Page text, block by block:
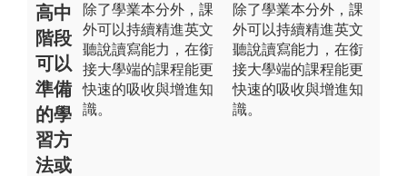
高中
階段
可以
準備
的學
習方
法或
除了學業本分外，課
外可以持續精進英文
聽說讀寫能力，在銜
接大學端的課程能更
快速的吸收與增進知
識。
除了學業本分外，課
外可以持續精進英文
聽說讀寫能力，在銜
接大學端的課程能更
快速的吸收與增進知
識。